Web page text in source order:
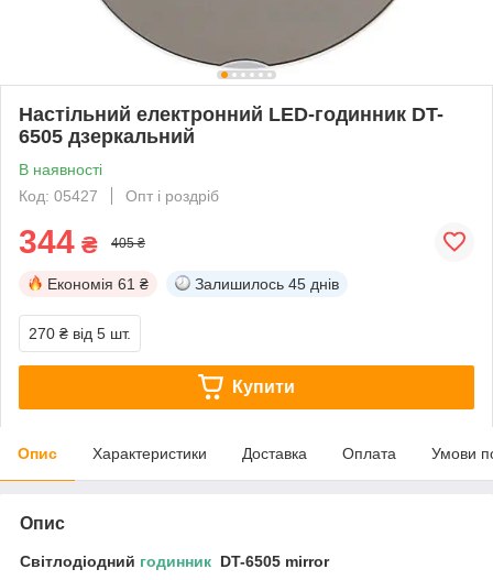
Настільний електронний LED-годинник DT-
6505 дзеркальний
В наявності
Код: 05427
Опт і роздріб
344 ₴ 405 ₴
Економія 61 ₴ Залишилось 45 днів
270 ₴ від 5 шт.
Купити
Опис Характеристики Доставка Оплата Умови
Опис
Світлодіодний годинник DT-6505 mirror